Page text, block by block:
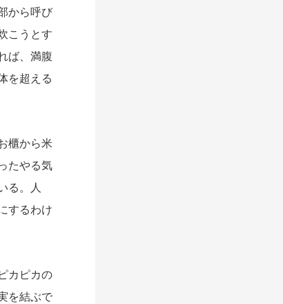
から呼び
こうとす
ば、満腹
を超える
櫃から米
たやる気
る。人
するわけ
カピカの
を結ぶで